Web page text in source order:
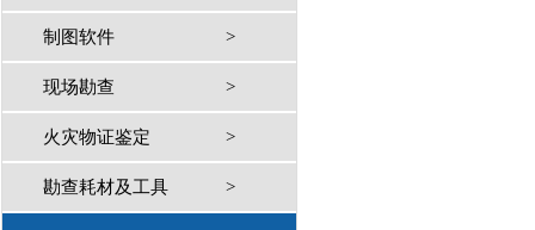
制图软件 >
现场勘查 >
火灾物证鉴定 >
勘查耗材及工具 >